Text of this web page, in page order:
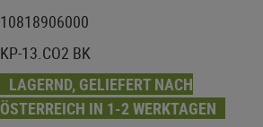
10818906000
KP-13.CO2 BK
LAGERND, GELIEFERT NACH
ÖSTERREICH IN 1-2 WERKTAGEN